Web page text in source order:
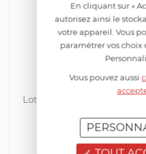
Lot de 24 Capsules de gaz
EN STOCK -
En cliquant sur «
autorisez ainsi le
votre appareil. Vous
paramétrer vos choix
Vous pouvez aussi